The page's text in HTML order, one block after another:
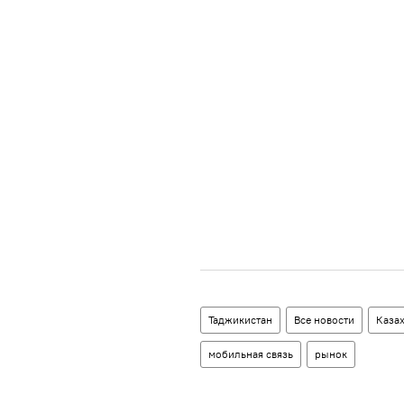
Таджикистан Все новости
мобильная связь рынок